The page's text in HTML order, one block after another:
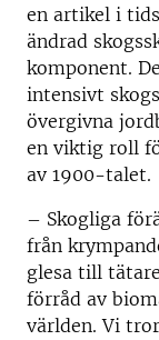
en artikel i
ändrad
komponent.
intensivt
övergivna
en viktig roll
av 1900-talet.
– Skogliga
från
glesa till
förråd av
världen. Vi